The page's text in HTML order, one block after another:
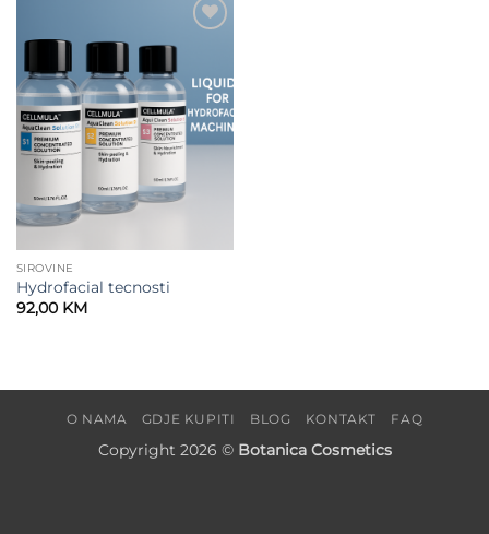
Add to
SIROVINE
Hydrofacial tecnosti
92,00 KM
O NAMA GDJE KUPITI BLOG KONTAKT FAQ
Copyright 2026 © Botanica Cosmetics